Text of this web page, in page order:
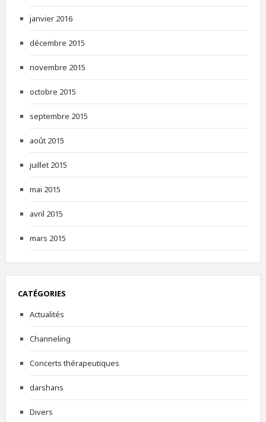
janvier 2016
décembre 2015
novembre 2015
octobre 2015
septembre 2015
août 2015
juillet 2015
mai 2015
avril 2015
mars 2015
CATÉGORIES
Actualités
Channeling
Concerts thérapeutiques
darshans
Divers